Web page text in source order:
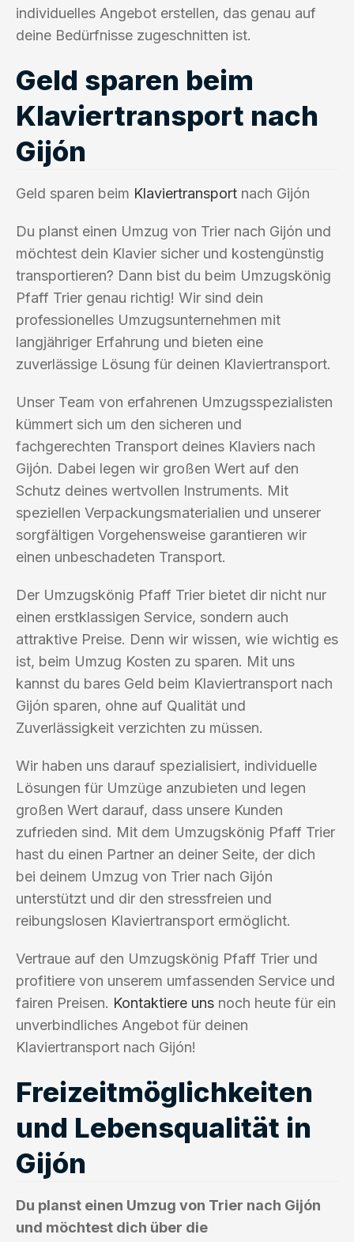
individuelles Angebot erstellen, das genau auf
deine Bedürfnisse zugeschnitten ist.
Geld sparen beim
Klaviertransport nach
Gijón
Geld sparen beim Klaviertransport nach Gijón
Du planst einen Umzug von Trier nach Gijón und
möchtest dein Klavier sicher und kostengünstig
transportieren? Dann bist du beim Umzugskönig
Pfaff Trier genau richtig! Wir sind dein
professionelles Umzugsunternehmen mit
langjähriger Erfahrung und bieten eine
zuverlässige Lösung für deinen Klaviertransport.
Unser Team von erfahrenen Umzugsspezialisten
kümmert sich um den sicheren und
fachgerechten Transport deines Klaviers nach
Gijón. Dabei legen wir großen Wert auf den
Schutz deines wertvollen Instruments. Mit
speziellen Verpackungsmaterialien und unserer
sorgfältigen Vorgehensweise garantieren wir
einen unbeschadeten Transport.
Der Umzugskönig Pfaff Trier bietet dir nicht nur
einen erstklassigen Service, sondern auch
attraktive Preise. Denn wir wissen, wie wichtig es
ist, beim Umzug Kosten zu sparen. Mit uns
kannst du bares Geld beim Klaviertransport nach
Gijón sparen, ohne auf Qualität und
Zuverlässigkeit verzichten zu müssen.
Wir haben uns darauf spezialisiert, individuelle
Lösungen für Umzüge anzubieten und legen
großen Wert darauf, dass unsere Kunden
zufrieden sind. Mit dem Umzugskönig Pfaff Trier
hast du einen Partner an deiner Seite, der dich
bei deinem Umzug von Trier nach Gijón
unterstützt und dir den stressfreien und
reibungslosen Klaviertransport ermöglicht.
Vertraue auf den Umzugskönig Pfaff Trier und
profitiere von unserem umfassenden Service und
fairen Preisen. Kontaktiere uns noch heute für ein
unverbindliches Angebot für deinen
Klaviertransport nach Gijón!
Freizeitmöglichkeiten
und Lebensqualität in
Gijón
Du planst einen Umzug von Trier nach Gijón
und möchtest dich über die